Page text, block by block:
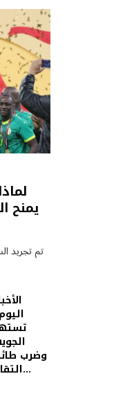
وضرب
التقارير أن القوات الأمريكية…